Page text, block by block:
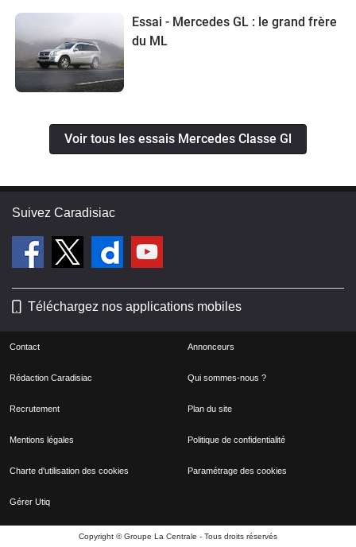
Essai - Mercedes GL : le grand frère
du ML
Voir tous les essais Mercedes Classe Gl
Suivez Caradisiac
Téléchargez nos applications mobiles
Contact Annonceurs
Rédaction Caradisiac Qui sommes-nous ?
Recrutement Plan du site
Mentions légales Politique de confidentialité
Charte d'utilisation des cookies Paramétrage des cookies
Gérer Utiq
Copyright © Groupe La Centrale - Tous droits réservés